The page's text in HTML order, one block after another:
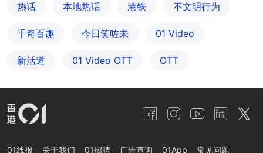
热话 本地热话 港铁 不文明行为
千奇百趣 今日笑咗未 01 Video
新活道 01‌ ‌Video‌ ‌OTT OTT
01线报 关于我们 01招聘 广告查询 01App 常见问题